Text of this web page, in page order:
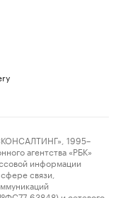
1995–
агентства «РБК»
информации
связи,